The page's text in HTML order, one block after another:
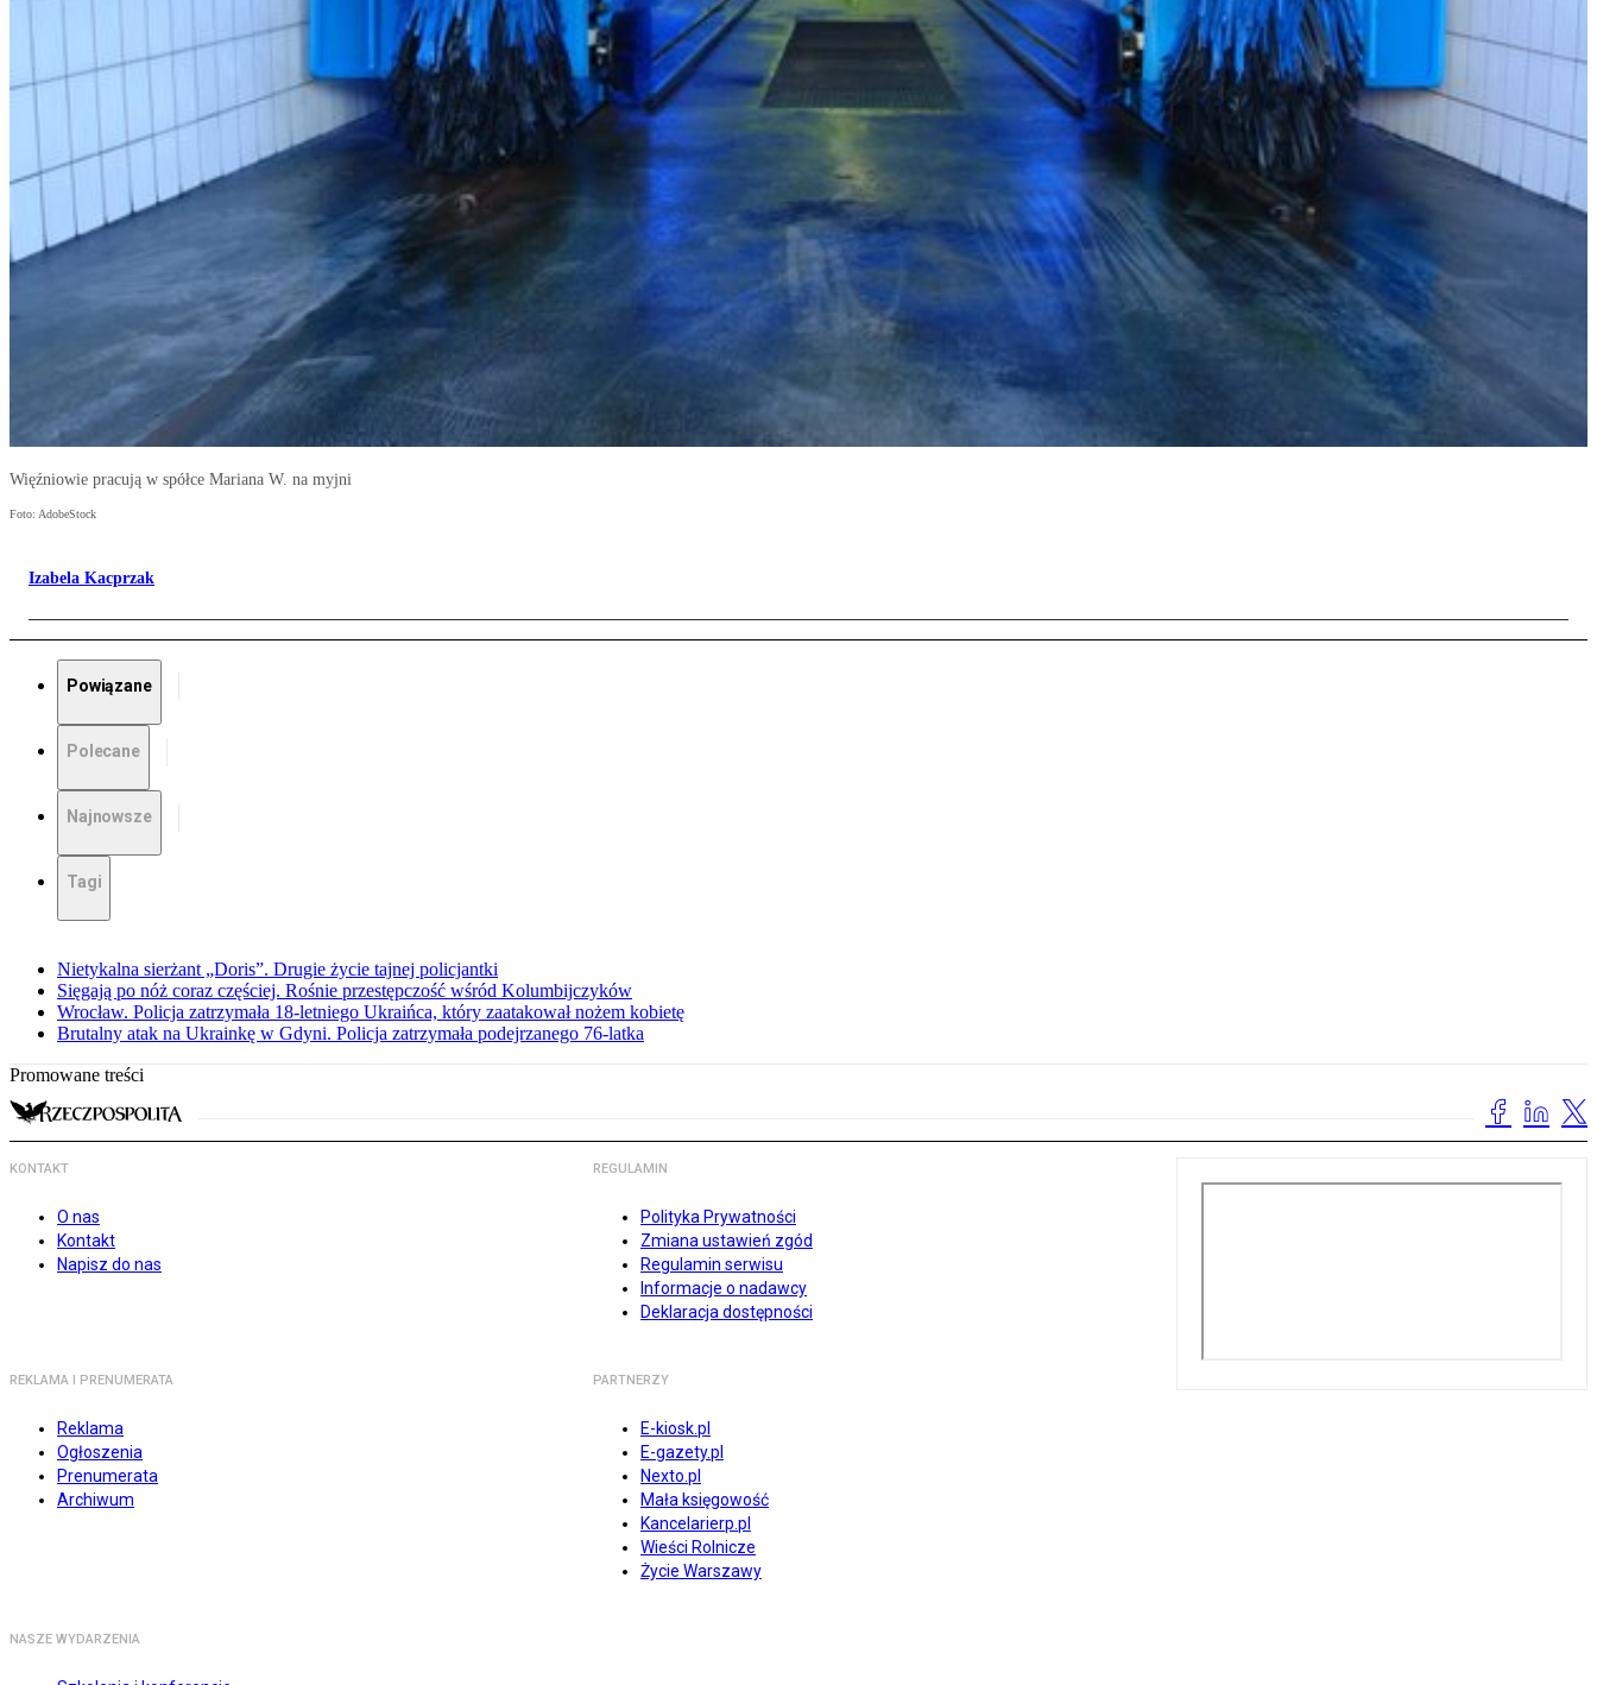
Więźniowie pracują w spółce Mariana W. na myjni
Foto: AdobeStock
Izabela Kacprzak
Powiązane
Polecane
Najnowsze
Tagi
Nietykalna sierżant „Doris”. Drugie życie tajnej policjantki
Sięgają po nóż coraz częściej. Rośnie przestępczość wśród Kolumbijczyków
Wrocław. Policja zatrzymała 18-letniego Ukraińca, który zaatakował nożem kobietę
Brutalny atak na Ukrainkę w Gdyni. Policja zatrzymała podejrzanego 76-latka
Promowane treści
KONTAKT
O nas
Kontakt
Napisz do nas
REGULAMIN
Polityka Prywatności
Zmiana ustawień zgód
Regulamin serwisu
Informacje o nadawcy
Deklaracja dostępności
REKLAMA I PRENUMERATA
Reklama
Ogłoszenia
Prenumerata
Archiwum
PARTNERZY
E-kiosk.pl
E-gazety.pl
Nexto.pl
Mała księgowość
Kancelarierp.pl
Wieści Rolnicze
Życie Warszawy
NASZE WYDARZENIA